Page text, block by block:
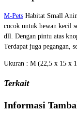
M-Pets Habitat Small
cocok untuk hewan kecil
dll. Dengan pintu atas
Terdapat juga pegangan,
Ukuran : M (22,5 x 15 x
Terkait
Informasi